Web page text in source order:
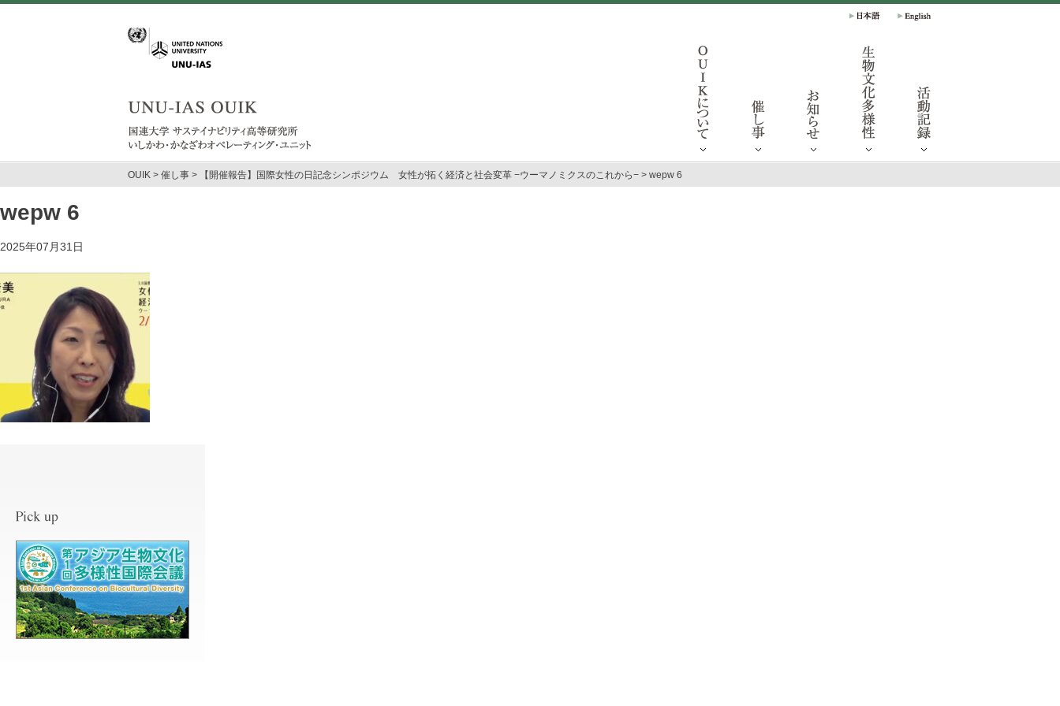
OUIK > 催し事 > 【開催報告】国際女性の日記念シンポジウム 女性が拓く経済と社会変革 −ウーマノミクスのこれから− > wepw 6
wepw 6
2025年07月31日